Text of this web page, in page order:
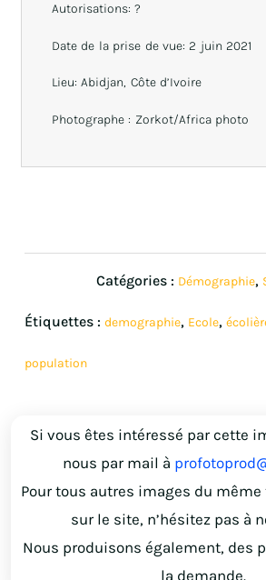
Autorisations: ?
Date de la prise de vue: 2 juin 2021
Lieu: Abidjan, Côte d’Ivoire
Photographe : Zorkot/Africa photo
Catégories : Démographie,
Étiquettes : demographie, Ecole,
population
Si vous êtes intéressé par cette
nous par mail à
Pour tous autres images du
sur le site, n’hésitez pas à
Nous produisons également, des
la demande.